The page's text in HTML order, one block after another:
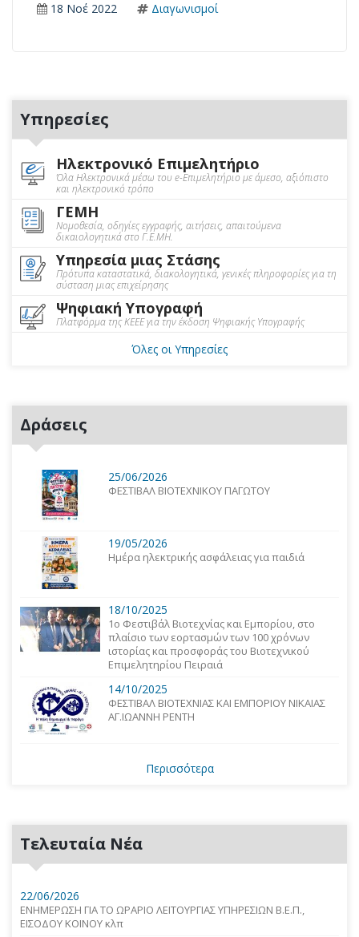
18 Νοέ 2022 Διαγωνισμοί
Υπηρεσίες
Ηλεκτρονικό Επιμελητήριο
Όλα Ηλεκτρονικά μέσω του e-Επιμελητήριο με άμεσο, αξιόπιστο
και ηλεκτρονικό τρόπο
ΓΕΜΗ
Νομοθεσία, οδηγίες εγγραφής, αιτήσεις, απαιτούμενα
δικαιολογητικά στο Γ.Ε.ΜΗ.
Υπηρεσία μιας Στάσης
Πρότυπα καταστατικά, διακολογητικά, γενικές πληροφορίες για τη
σύσταση μιας επιχείρησης
Ψηφιακή Υπογραφή
Πλατφόρμα της ΚΕΕΕ για την έκδοση Ψηφιακής Υπογραφής
Όλες οι Υπηρεσίες
Δράσεις
25/06/2026
ΦΕΣΤΙΒΑΛ ΒΙΟΤΕΧΝΙΚΟΥ ΠΑΓΩΤΟΥ
19/05/2026
Ημέρα ηλεκτρικής ασφάλειας για παιδιά
18/10/2025
1o Φεστιβάλ Βιοτεχνίας και Εμπορίου, στο
πλαίσιο των εορτασμών των 100 χρόνων
ιστορίας και προσφοράς του Βιοτεχνικού
Επιμελητηρίου Πειραιά
14/10/2025
ΦΕΣΤΙΒΑΛ ΒΙΟΤΕΧΝΙΑΣ ΚΑΙ ΕΜΠΟΡΙΟΥ ΝΙΚΑΙΑΣ
ΑΓ.ΙΩΑΝΝΗ ΡΕΝΤΗ
Περισσότερα
Τελευταία Νέα
22/06/2026
ΕΝΗΜΕΡΩΣΗ ΓΙΑ ΤΟ ΩΡΑΡΙΟ ΛΕΙΤΟΥΡΓΙΑΣ ΥΠΗΡΕΣΙΩΝ Β.Ε.Π.,
ΕΙΣΟΔΟΥ ΚΟΙΝΟΥ κλπ